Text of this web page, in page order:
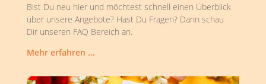
Bist Du neu hier und möchtest schnell einen Überblick
über unsere Angebote? Hast Du Fragen? Dann schau
Dir unseren FAQ Bereich an.
Mehr erfahren …